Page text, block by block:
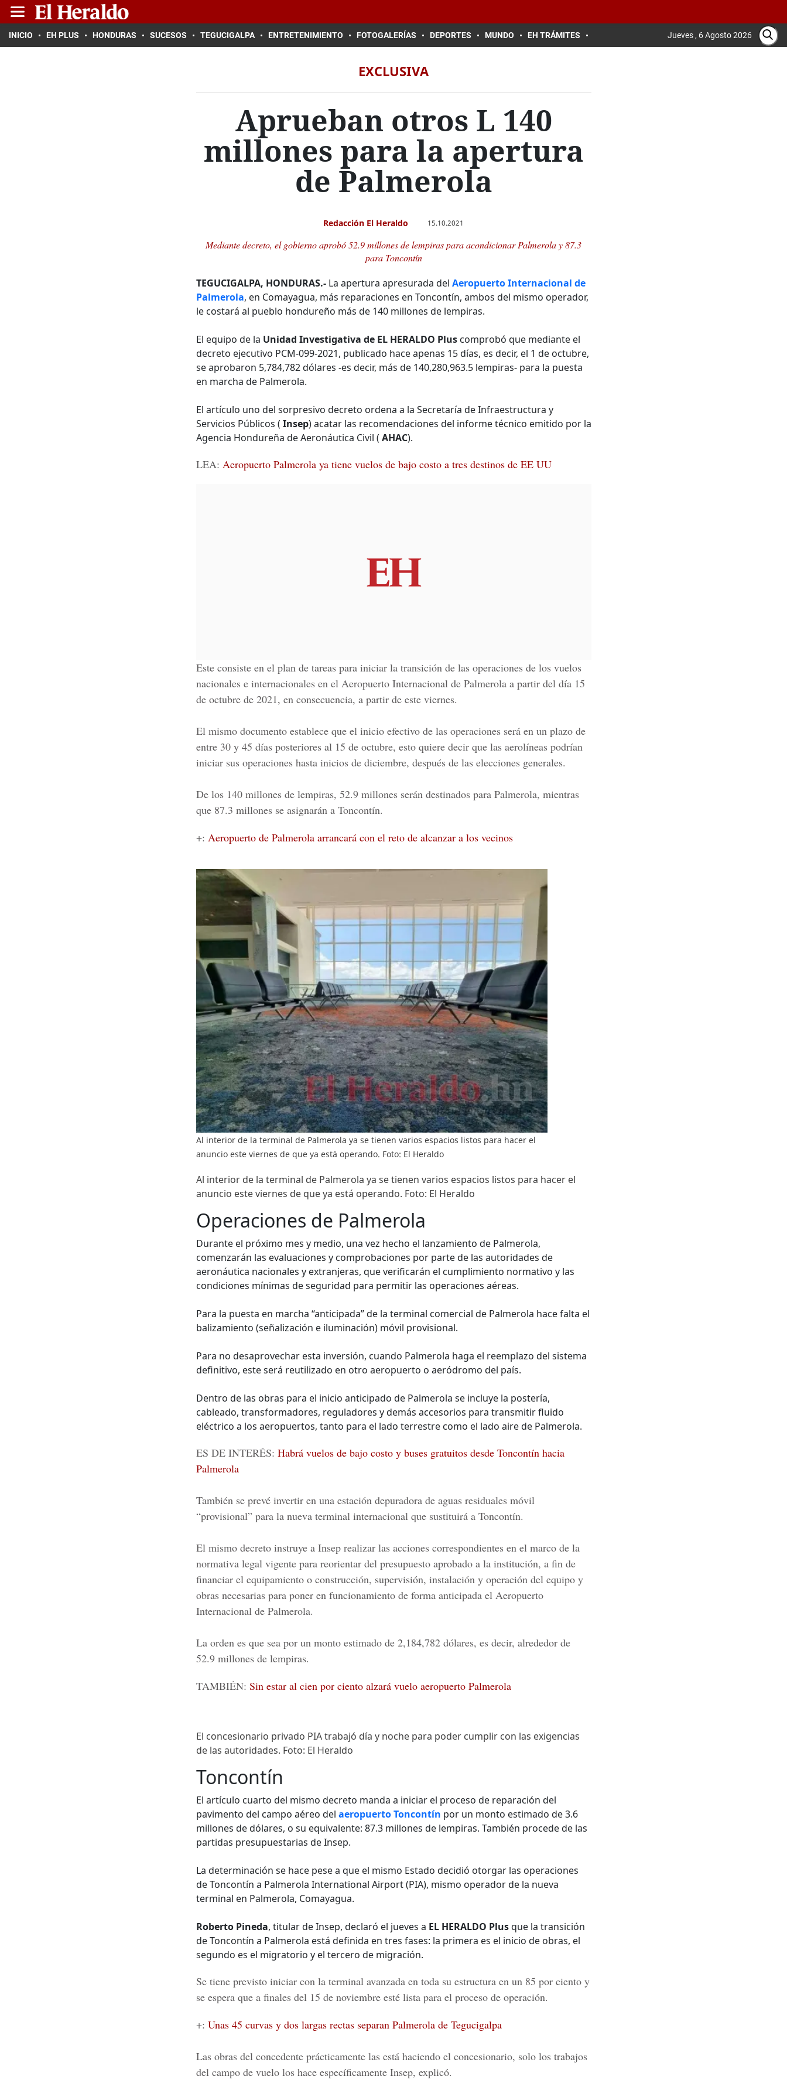
INICIO EH PLUS HONDURAS SUCESOS TEGUCIGALPA ENTRETENIMIENTO FOTOGALERÍAS DEPORTES MUNDO EH TRÁMITES Jueves , 6 Agosto 2026
EXCLUSIVA
Aprueban otros L 140
millones para la apertura
de Palmerola
Redacción El Heraldo 15.10.2021
Mediante decreto, el gobierno aprobó 52.9 millones de lempiras para acondicionar Palmerola y 87.3
para Toncontín
TEGUCIGALPA, HONDURAS.-La apertura apresurada del Aeropuerto Internacional de
Palmerola, en Comayagua, más reparaciones en Toncontín, ambos del mismo operador,
le costará al pueblo hondureño más de 140 millones de lempiras.
El equipo de la Unidad Investigativa de EL HERALDO Pluscomprobó que mediante el
decreto ejecutivo PCM-099-2021, publicado hace apenas 15 días, es decir, el 1 de octubre,
se aprobaron 5,784,782 dólares -es decir, más de 140,280,963.5 lempiras- para la puesta
en marcha de Palmerola.
El artículo uno del sorpresivo decreto ordena a la Secretaría de Infraestructura y
Servicios Públicos ( Insep) acatar las recomendaciones del informe técnico emitido por la
Agencia Hondureña de Aeronáutica Civil ( AHAC).
LEA: Aeropuerto Palmerola ya tiene vuelos de bajo costo a tres destinos de EE UU
Este consiste en el plan de tareas para iniciar la transición de las operaciones de los vuelos
nacionales e internacionales en el Aeropuerto Internacional de Palmerolaa partir del día 15
de octubre de 2021, en consecuencia, a partir de este viernes.
El mismo documento establece que el inicio efectivo de las operaciones será en un plazo de
entre 30 y 45 días posteriores al 15 de octubre, esto quiere decir que las aerolíneas podrían
iniciar sus operaciones hasta inicios de diciembre, después de las elecciones generales.
De los 140 millones de lempiras, 52.9 millones serán destinados para Palmerola, mientras
que 87.3 millones se asignarán a Toncontín.
+: Aeropuerto de Palmerola arrancará con el reto de alcanzar a los vecinos
Al interior de la terminal de Palmerola ya se tienen varios espacios listos para hacer el
anuncio este viernes de que ya está operando. Foto: El Heraldo
Al interior de la terminal de Palmerola ya se tienen varios espacios listos para hacer el
anuncio este viernes de que ya está operando. Foto: El Heraldo
Operaciones de Palmerola
Durante el próximo mes y medio, una vez hecho el lanzamiento de Palmerola,
comenzarán las evaluaciones y comprobaciones por parte de las autoridades de
aeronáutica nacionales y extranjeras, que verificarán el cumplimiento normativo y las
condiciones mínimas de seguridad para permitir las operaciones aéreas.
Para la puesta en marcha “anticipada” de la terminal comercial de Palmerola hace falta el
balizamiento (señalización e iluminación) móvil provisional.
Para no desaprovechar esta inversión, cuando Palmerola haga el reemplazo del sistema
definitivo, este será reutilizado en otro aeropuerto o aeródromo del país.
Dentro de las obras para el inicio anticipado de Palmerola se incluye la postería,
cableado, transformadores, reguladores y demás accesorios para transmitir fluido
eléctrico a los aeropuertos, tanto para el lado terrestre como el lado aire de Palmerola.
ES DE INTERÉS: Habrá vuelos de bajo costo y buses gratuitos desde Toncontín hacia
Palmerola
También se prevé invertir en una estación depuradora de aguas residuales móvil
“provisional” para la nueva terminal internacional que sustituirá a Toncontín.
El mismo decreto instruye a Insep realizar las acciones correspondientes en el marco de la
normativa legal vigente para reorientar del presupuesto aprobado a la institución, a fin de
financiar el equipamiento o construcción, supervisión, instalación y operación del equipo y
obras necesarias para poner en funcionamiento de forma anticipada el Aeropuerto
Internacional de Palmerola.
La orden es que sea por un monto estimado de 2,184,782 dólares, es decir, alrededor de
52.9 millones de lempiras.
TAMBIÉN: Sin estar al cien por ciento alzará vuelo aeropuerto Palmerola
El concesionario privado PIA trabajó día y noche para poder cumplir con las exigencias
de las autoridades. Foto: El Heraldo
Toncontín
El artículo cuarto del mismo decreto manda a iniciar el proceso de reparación del
pavimento del campo aéreo del aeropuerto Toncontín por un monto estimado de 3.6
millones de dólares, o su equivalente: 87.3 millones de lempiras. También procede de las
partidas presupuestarias de Insep.
La determinación se hace pese a que el mismo Estado decidió otorgar las operaciones
de Toncontín a Palmerola International Airport (PIA), mismo operador de la nueva
terminal en Palmerola, Comayagua.
Roberto Pineda, titular de Insep, declaró el jueves a EL HERALDO Plusque la transición
de Toncontín a Palmerola está definida en tres fases: la primera es el inicio de obras, el
segundo es el migratorio y el tercero de migración.
Se tiene previsto iniciar con la terminal avanzada en toda su estructura en un 85 por ciento y
se espera que a finales del 15 de noviembre esté lista para el proceso de operación.
+: Unas 45 curvas y dos largas rectas separan Palmerola de Tegucigalpa
Las obras del concedente prácticamente las está haciendo el concesionario, solo los trabajos
del campo de vuelo los hace específicamente Insep, explicó.